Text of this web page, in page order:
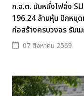
ก.ล.ต. นับหนึ่งไฟลิ่ง
196.24 ล้านหุ้น ปักหมุ
ก่อสร้างครบวงจร รับเ
07 สิงหาคม 2569